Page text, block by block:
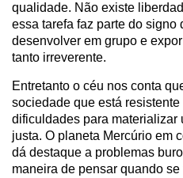
qualidade. Não existe
essa tarefa faz parte do signo
desenvolver em grupo e
tanto irreverente.
Entretanto o céu nos conta
sociedade que está
dificuldades para materializar
justa. O planeta Mercúrio em
dá destaque a problemas
maneira de pensar quando